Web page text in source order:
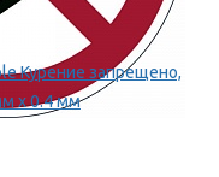
Курение запрещено,
х 0.4 мм